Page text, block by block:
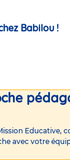
Babilou !
Educative,
avec votre